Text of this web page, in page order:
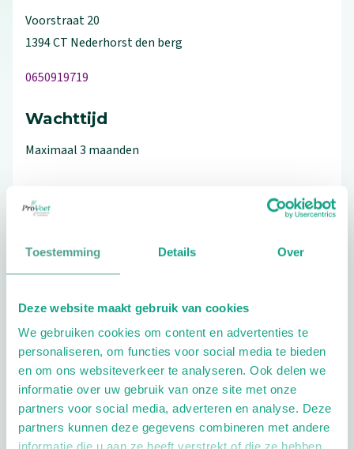
Toestemming Details Over
Deze website maakt gebruik van cookies
We gebruiken cookies om content en advertenties te
personaliseren, om functies voor social media te bieden
en om ons websiteverkeer te analyseren. Ook delen we
informatie over uw gebruik van onze site met onze
partners voor social media, adverteren en analyse. Deze
partners kunnen deze gegevens combineren met andere
Voorstraat20
1394 CT Nederhorst den berg
0650919719
Wachttijd
Maximaal 3 maanden
Aandachtsgebieden
Wellness Geriatrie
Extra opties